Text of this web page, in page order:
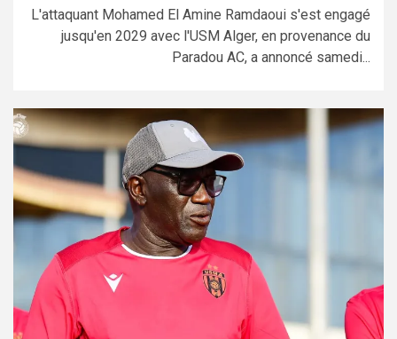
L'attaquant Mohamed El Amine Ramdaoui s'est engagé
jusqu'en 2029 avec l'USM Alger, en provenance du
Paradou AC, a annoncé samedi...